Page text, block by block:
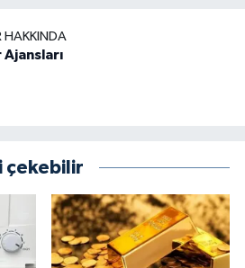
HAKKINDA
Ajansları
çekebilir